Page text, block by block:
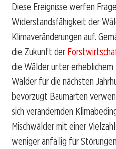
Diese Ereignisse werfen
Widerstandsfähigkeit der
Klimaveränderungen auf.
die Zukunft der
die Wälder unter
Wälder für die nächsten
bevorzugt Baumarten
sich verändernden
Mischwälder mit einer
weniger anfällig für